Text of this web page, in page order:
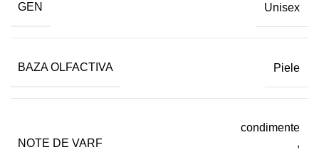
GEN Unisex
BAZA OLFACTIVA Piele
NOTE DE VARF
condimente
,